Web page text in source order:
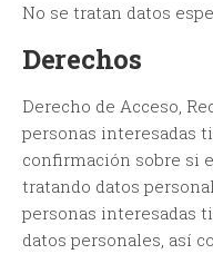
No se tratan datos
Derechos
Derecho de Acceso,
personas interesadas
confirmación sobre si
tratando datos
personas interesadas
datos personales, así